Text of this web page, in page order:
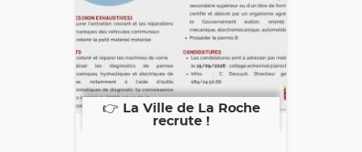
👉 La Ville de La Roche
recrute !